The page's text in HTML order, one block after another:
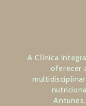
A Clínica
oferecer